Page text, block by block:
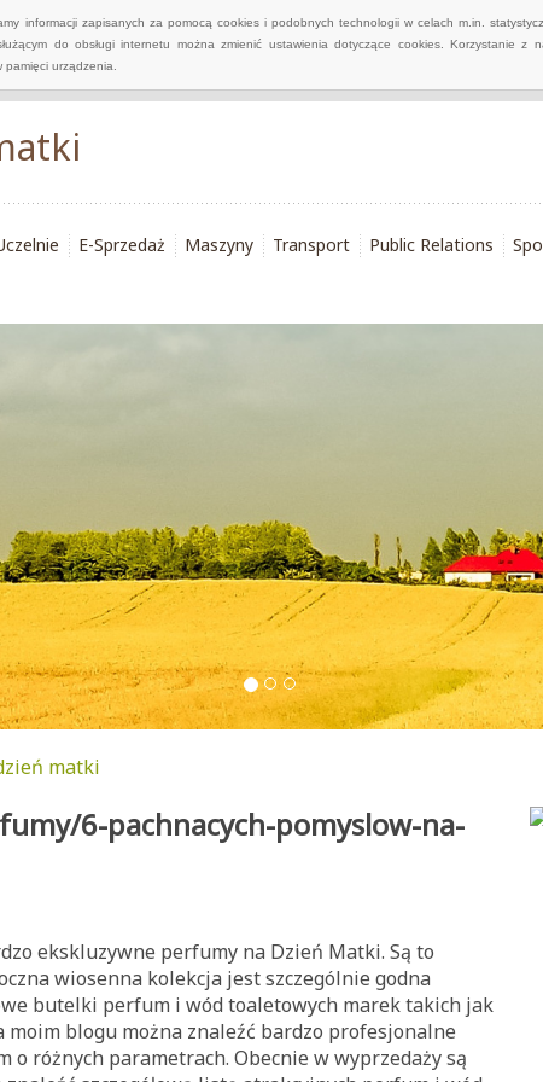
informacji zapisanych za pomocą cookies i podobnych technologii w celach m.in.
do obsługi internetu można zmienić ustawienia dotyczące cookies. Korzystanie z
urządzenia.
E-Sprzedaż Maszyny Transport Public Relations
matki
6-pachnacych-pomyslow-na-
ekskluzywne perfumy na Dzień Matki. Są to
wiosenna kolekcja jest szczególnie godna
butelki perfum i wód toaletowych marek takich jak
blogu można znaleźć bardzo profesjonalne
różnych parametrach. Obecnie w wyprzedaży są